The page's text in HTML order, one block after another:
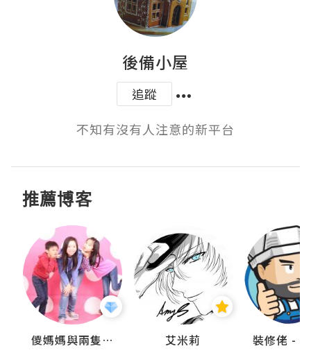
後備小屋
追蹤
不知有沒有人注意的新平台
推薦博客
儍媽媽與兩隻小魔怪之家 艾米莉